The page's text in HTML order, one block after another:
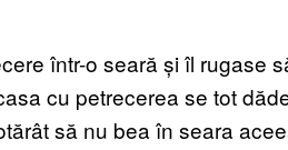
într-o seară și îl rugase
cu petrecerea se tot
să nu bea în seara